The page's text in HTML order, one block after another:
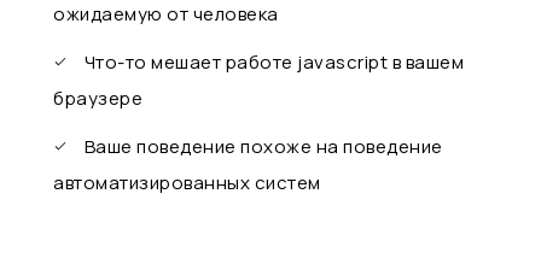
ожидаемую от человека
Что-то мешает работе javascript в вашем
браузере
Ваше поведение похоже на поведение
автоматизированных систем